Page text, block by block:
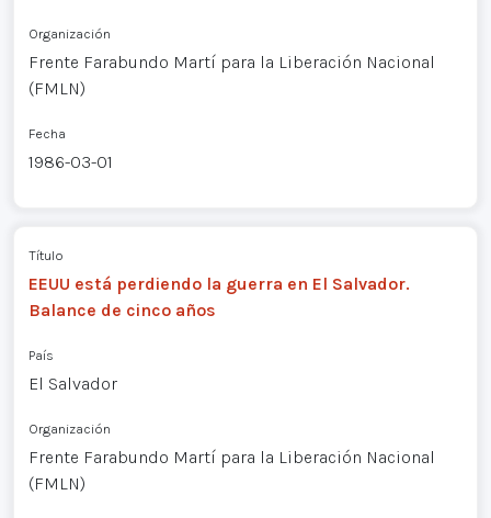
Organización
Frente Farabundo Martí para la Liberación Nacional
(FMLN)
Fecha
1986-03-01
Título
EEUU está perdiendo la guerra en El Salvador.
Balance de cinco años
País
El Salvador
Organización
Frente Farabundo Martí para la Liberación Nacional
(FMLN)